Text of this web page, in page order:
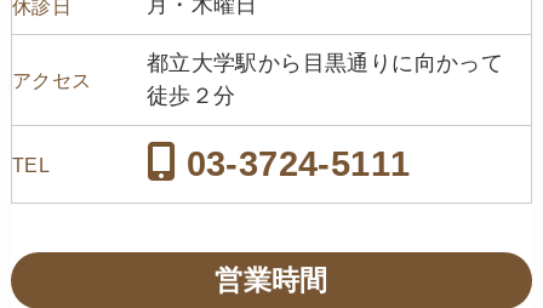
休診日 月・木曜日
アクセス
都立大学駅から目黒通りに向かって
徒歩２分
TEL 03-3724-5111
営業時間